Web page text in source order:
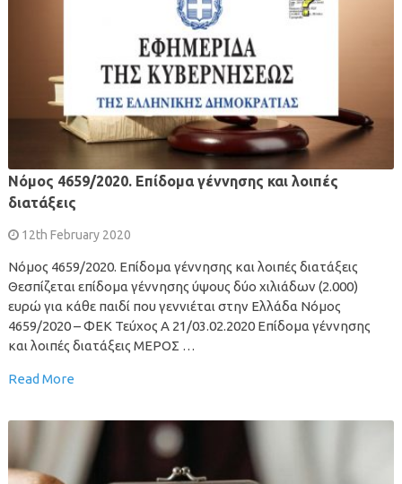
Νόμος 4659/2020. Επίδομα γέννησης και λοιπές
διατάξεις
12th February 2020
Νόμος 4659/2020. Επίδομα γέννησης και λοιπές διατάξεις
Θεσπίζεται επίδομα γέννησης ύψους δύο χιλιάδων (2.000)
ευρώ για κάθε παιδί που γεννιέται στην Ελλάδα Νόμος
4659/2020 – ΦΕΚ Τεύχος A 21/03.02.2020 Επίδομα γέννησης
και λοιπές διατάξεις ΜΕΡΟΣ …
Read More